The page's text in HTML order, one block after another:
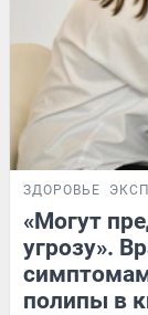
ЗДОРОВЬЕ
«Могут
угрозу».
полипы в